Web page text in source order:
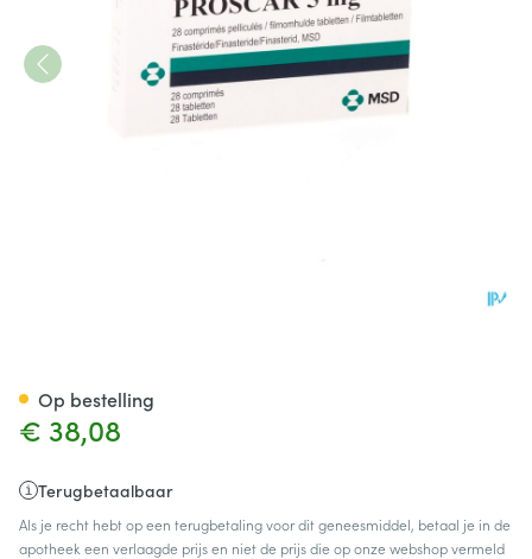
€ 38,08
Terugbetaalbaar
Als je recht hebt op een terugbetaling voor dit geneesmiddel, betaal je in de
apotheek een verlaagde prijs en niet de prijs die op onze webshop vermeld
Op bestelling